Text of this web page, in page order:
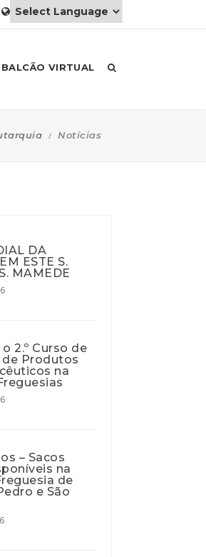
VIRTUAL
Notícias
DA
ESTE S.
MAMEDE
2.º Curso de
Produtos
na
– Sacos
na
de
e São